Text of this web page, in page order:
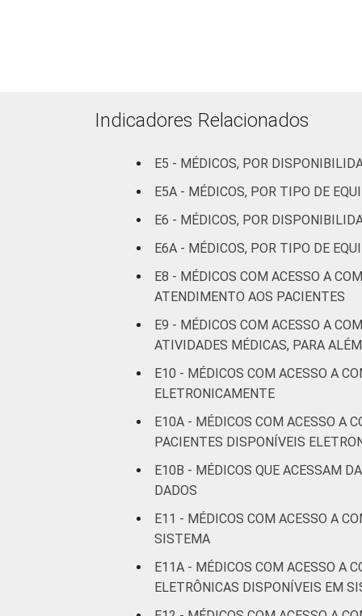
Fonte: CGI.br/NIC.br, Centro
tecnologias de informação e
Indicadores Relacionados
E5 - MÉDICOS, POR
E5A - MÉDICOS, POR TIPO DE
E6 - MÉDICOS, POR
E6A - MÉDICOS, POR TIPO DE
E8 - MÉDICOS COM ACESSO A
ATENDIMENTO AOS PACIENTES
E9 - MÉDICOS COM ACESSO A
ATIVIDADES MÉDICAS, PARA
E10 - MÉDICOS COM ACESSO A
ELETRONICAMENTE
E10A - MÉDICOS COM ACESSO A
PACIENTES DISPONÍVEIS
E10B - MÉDICOS QUE ACESSAM
DADOS
E11 - MÉDICOS COM ACESSO A
SISTEMA
E11A - MÉDICOS COM ACESSO A
ELETRÔNICAS DISPONÍVEIS EM